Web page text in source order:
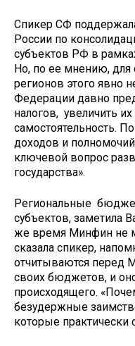
Спикер СФ
России по
субъектов РФ в
Но, по ее мнению, для
регионов этого явно
Федерации давно
налогов, увеличить
самостоятельность.
доходов и
ключевой вопрос
государства».
Региональные
субъектов, заметила
же время Минфин не
сказала спикер,
отчитываются перед
своих бюджетов, и
происходящего.
безудержные
которые практически